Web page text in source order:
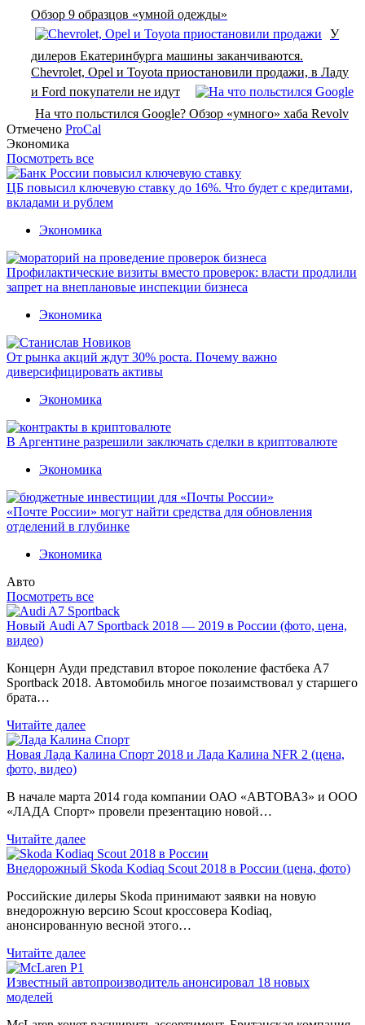
Обзор 9 образцов «умной одежды»
У
дилеров Екатеринбурга машины заканчиваются.
Chevrolet, Opel и Toyota приостановили продажи, в Ладу
и Ford покупатели не идут
На что польстился Google? Обзор «умного» хаба Revolv
Отмечено ProCal
Экономика
Посмотреть все
ЦБ повысил ключевую ставку до 16%. Что будет с кредитами,
вкладами и рублем
Экономика
Профилактические визиты вместо проверок: власти продлили
запрет на внеплановые инспекции бизнеса
Экономика
От рынка акций ждут 30% роста. Почему важно
диверсифицировать активы
Экономика
В Аргентине разрешили заключать сделки в криптовалюте
Экономика
«Почте России» могут найти средства для обновления
отделений в глубинке
Экономика
Авто
Посмотреть все
Новый Audi A7 Sportback 2018 — 2019 в России (фото, цена,
видео)
Концерн Ауди представил второе поколение фастбека A7
Sportback 2018. Автомобиль многое позаимствовал у старшего
брата…
Читайте далее
Новая Лада Калина Спорт 2018 и Лада Калина NFR 2 (цена,
фото, видео)
В начале марта 2014 года компании ОАО «АВТОВАЗ» и ООО
«ЛАДА Спорт» провели презентацию новой…
Читайте далее
Внедорожный Skoda Kodiaq Scout 2018 в России (цена, фото)
Российские дилеры Skoda принимают заявки на новую
внедорожную версию Scout кроссовера Kodiaq,
анонсированную весной этого…
Читайте далее
Известный автопроизводитель анонсировал 18 новых
моделей